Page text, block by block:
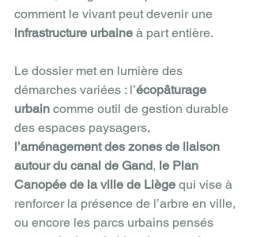
comment le vivant peut devenir une
infrastructure urbaine à part entière.
Le dossier met en lumière des
démarches variées : l’écopâturage
urbain comme outil de gestion durable
des espaces paysagers,
l’aménagement des zones de liaison
autour du canal de Gand, le Plan
Canopée de la ville de Liège qui vise à
renforcer la présence de l’arbre en ville,
ou encore les parcs urbains pensés